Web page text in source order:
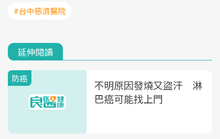
#台中慈濟醫院
延伸閱讀
防癌
不明原因發燒又盜汗 淋
巴癌可能找上門